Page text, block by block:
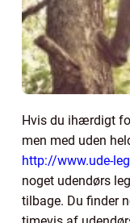
Hvis du ihærdigt
men med uden
http://www.ude-
noget udendørs
tilbage. Du finder